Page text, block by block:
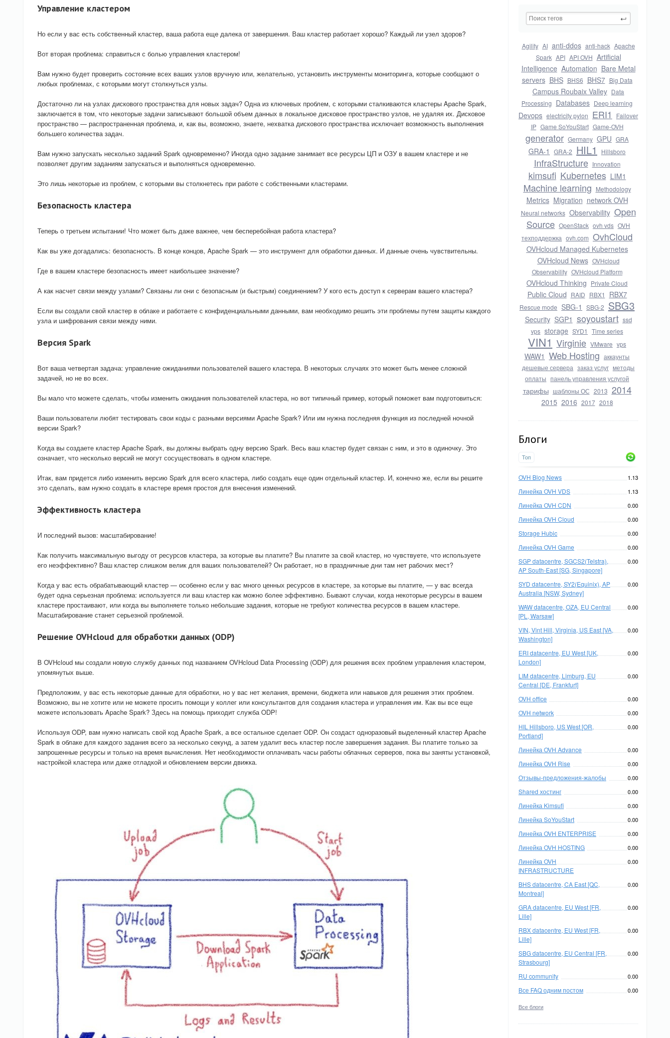
Agility AI anti-ddos anti-hack Apache
Spark API API OVH Artificial
Intelligence Automation Bare Metal
servers BHS BHS6 BHS7 Big Data
Campus Roubaix Valley Data
Processing Databases Deep learning
Devops electricity pylon ERI1
Failover
IP Game SoYouStart Game-OVH
generator Germany GPU GRA
GRA-1 GRA-2 HIL1 Hillsboro
InfraStructure Innovation
kimsufi Kubernetes LIM1
Machine learning Methodology
Metrics Migration network OVH
Neural networks Observability Open
Source OpenStack ovh vds OVH
техподдержка ovh.com OvhCloud
OVHcloud Managed Kubernetes
OVHcloud News OVHcloud
Observability OVHcloud Platform
OVHcloud Thinking Private Cloud
Public Cloud RAID RBX1 RBX7
Rescue mode SBG-1 SBG-2 SBG3
Security SGP1 soyoustart ssd
vps storage SYD1 Time series
VIN1 Virginie VMware vps
WAW1 Web Hosting аккаунты
дешевые сервера заказ услуг методы
оплаты панель управления услугой
тарифы шаблоны ОС 2013 2014
2015 2016 2017 2018
Блоги
Топ
OVH Blog News 1.13
Линейка OVH VDS 1.13
Линейка OVH CDN 0.00
Линейка OVH Cloud 0.00
Storage Hubic 0.00
Линейка OVH Game 0.00
SGP datacentre, SGCS2(Telstra),
AP South-East [SG, Singapore]
0.00
SYD datacentre, SY2(Equinix), AP
Australia [NSW, Sydney]
0.00
WAW datacentre, OZA, EU Central
[PL, Warsaw]
0.00
VIN, Vint Hill, Virginia, US East [VA,
Washington]
0.00
ERI datacentre, EU West [UK,
London]
0.00
LIM datacentre, Limburg, EU
Central [DE, Frankfurt]
0.00
OVH office 0.00
OVH network 0.00
HIL Hillsboro, US West [OR,
Portland]
0.00
Линейка OVH Advance 0.00
Линейка OVH Rise 0.00
Отзывы-предложения-жалобы 0.00
Shared хостинг 0.00
Линейка Kimsufi 0.00
Линейка SoYouStart 0.00
Линейка OVH ENTERPRISE 0.00
Линейка OVH HOSTING 0.00
Линейка OVH
INFRASTRUCTURE
0.00
BHS datacentre, CA East [QC,
Montreal]
0.00
GRA datacentre, EU West [FR,
Lille]
0.00
RBX datacentre, EU West [FR,
Lille]
0.00
SBG datacentre, EU Central [FR,
Strasbourg]
0.00
RU community 0.00
Все FAQ одним постом 0.00
Все блоги
Управление кластером
Но если у вас есть собственный кластер, ваша работа еще далека от завершения. Ваш кластер работает хорошо? Каждый ли узел здоров?
Вот вторая проблема: справиться с болью управления кластером!
Вам нужно будет проверить состояние всех ваших узлов вручную или, желательно, установить инструменты мониторинга, которые сообщают о
любых проблемах, с которыми могут столкнуться узлы.
Достаточно ли на узлах дискового пространства для новых задач? Одна из ключевых проблем, с которыми сталкиваются кластеры Apache Spark,
заключается в том, что некоторые задачи записывают большой объем данных в локальное дисковое пространство узлов, не удаляя их. Дисковое
пространство — распространенная проблема, и, как вы, возможно, знаете, нехватка дискового пространства исключает возможность выполнения
большего количества задач.
Вам нужно запускать несколько заданий Spark одновременно? Иногда одно задание занимает все ресурсы ЦП и ОЗУ в вашем кластере и не
позволяет другим заданиям запускаться и выполняться одновременно.
Это лишь некоторые из проблем, с которыми вы столкнетесь при работе с собственными кластерами.
Безопасность кластера
Теперь о третьем испытании! Что может быть даже важнее, чем бесперебойная работа кластера?
Как вы уже догадались: безопасность. В конце концов, Apache Spark — это инструмент для обработки данных. И данные очень чувствительны.
Где в вашем кластере безопасность имеет наибольшее значение?
А как насчет связи между узлами? Связаны ли они с безопасным (и быстрым) соединением? У кого есть доступ к серверам вашего кластера?
Если вы создали свой кластер в облаке и работаете с конфиденциальными данными, вам необходимо решить эти проблемы путем защиты каждого
узла и шифрования связи между ними.
Версия Spark
Вот ваша четвертая задача: управление ожиданиями пользователей вашего кластера. В некоторых случаях это может быть менее сложной
задачей, но не во всех.
Вы мало что можете сделать, чтобы изменить ожидания пользователей кластера, но вот типичный пример, который поможет вам подготовиться:
Ваши пользователи любят тестировать свои коды с разными версиями Apache Spark? Или им нужна последняя функция из последней ночной
версии Spark?
Когда вы создаете кластер Apache Spark, вы должны выбрать одну версию Spark. Весь ваш кластер будет связан с ним, и это в одиночку. Это
означает, что несколько версий не могут сосуществовать в одном кластере.
Итак, вам придется либо изменить версию Spark для всего кластера, либо создать еще один отдельный кластер. И, конечно же, если вы решите
это сделать, вам нужно создать в кластере время простоя для внесения изменений.
Эффективность кластера
И последний вызов: масштабирование!
Как получить максимальную выгоду от ресурсов кластера, за которые вы платите? Вы платите за свой кластер, но чувствуете, что используете
его неэффективно? Ваш кластер слишком велик для ваших пользователей? Он работает, но в праздничные дни там нет рабочих мест?
Когда у вас есть обрабатывающий кластер — особенно если у вас много ценных ресурсов в кластере, за которые вы платите, — у вас всегда
будет одна серьезная проблема: используется ли ваш кластер как можно более эффективно. Бывают случаи, когда некоторые ресурсы в вашем
кластере простаивают, или когда вы выполняете только небольшие задания, которые не требуют количества ресурсов в вашем кластере.
Масштабирование станет серьезной проблемой.
Решение OVHcloud для обработки данных (ODP)
В OVHcloud мы создали новую службу данных под названием OVHcloud Data Processing (ODP) для решения всех проблем управления кластером,
упомянутых выше.
Предположим, у вас есть некоторые данные для обработки, но у вас нет желания, времени, бюджета или навыков для решения этих проблем.
Возможно, вы не хотите или не можете просить помощи у коллег или консультантов для создания кластера и управления им. Как вы все еще
можете использовать Apache Spark? Здесь на помощь приходит служба ODP!
Используя ODP, вам нужно написать свой код Apache Spark, а все остальное сделает ODP. Он создаст одноразовый выделенный кластер Apache
Spark в облаке для каждого задания всего за несколько секунд, а затем удалит весь кластер после завершения задания. Вы платите только за
запрошенные ресурсы и только на время вычисления. Нет необходимости оплачивать часы работы облачных серверов, пока вы заняты установкой,
настройкой кластера или даже отладкой и обновлением версии движка.